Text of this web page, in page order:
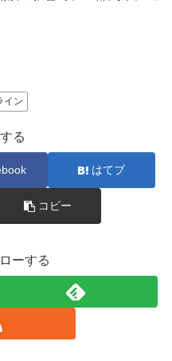
イン
る
はてブ
コピー
ーする